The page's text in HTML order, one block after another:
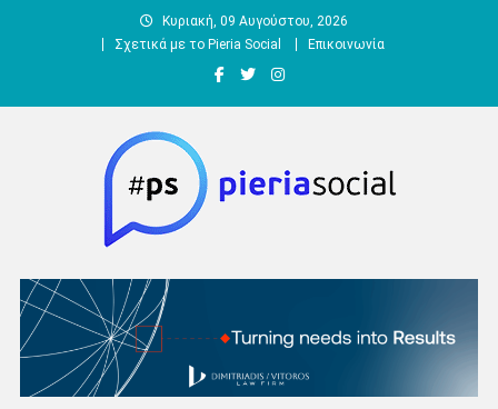
Κυριακή, 09 Αυγούστου, 2026
Σχετικά με το Pieria Social
Επικοινωνία
Pieria Social